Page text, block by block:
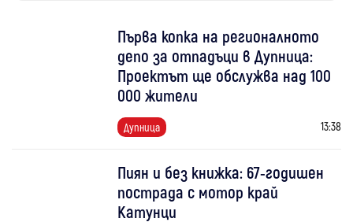
Първа копка на регионалното
депо за отпадъци в Дупница:
Проектът ще обслужва над 100
000 жители
Дупница 13:38
Пиян и без книжка: 67-годишен
пострада с мотор край
Катунци